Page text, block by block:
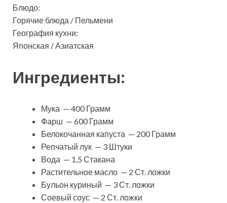
Блюдо:
Горячие блюда / Пельмени
География кухни:
Японская / Азиатская
Ингредиенты:
Мука — 400 Грамм
Фарш — 600 Грамм
Белокочанная капуста — 200 Грамм
Репчатый лук — 3 Штуки
Вода — 1,5 Стакана
Растительное масло — 2 Ст. ложки
Бульон куриный — 3 Ст. ложки
Соевый соус — 2 Ст. ложки